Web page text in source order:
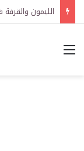
القائمة